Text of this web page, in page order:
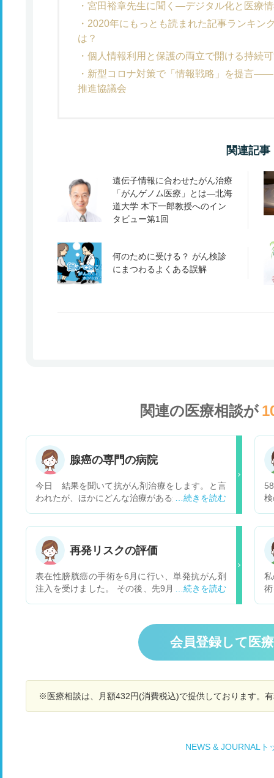
宮田裕章先生に聞く―デジタル化と医療
2020年にもっとも読まれた記事ランキン
は？
個人情報利用と保護の両立で開ける持続
新型コロナ対策で「情報戦略」を提言
推進協議会
関連記事
遺伝子情報に合わせたがん治療
「がんゲノム医療」とは―北海
道大学 木下一郎教授へのイン
タビュー第1回
何のために受ける？ がん検診
にまつわるよくある誤解
関連の医療相談が
腺癌の専門の病院
今日 結果を聞いて抗がん剤治療をします。と言
われたが、ほかにどんな治療があるか知りたい
再発リスクの評価
表在性膀胱癌の手術を6月に行い、単発抗がん剤
注入を受けました。 その後、先9月の膀胱鏡検査
と高く、一度再発すると2度目は70%、3度目8
0%、とさらに上がるそうです。 よって近場の泌
尿器科のクリニックでがん細胞診の尿検査を毎月
受け、3ヶ月毎に膀胱鏡検査をすることにしてい
でしょうか？ また、よしんば再発が免れたとして
も、いったいあと何年再発への注意をしなければ
2
会員登録して医
※医療相談は、月額432円(消費税込)で提供しております。
NEWS & JOURNALト